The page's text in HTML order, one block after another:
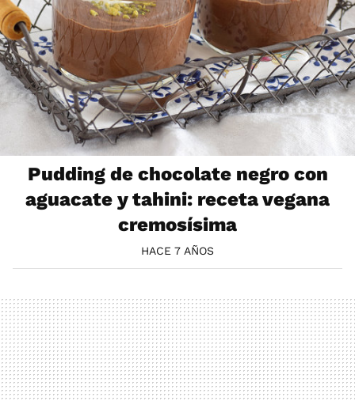
Pudding de chocolate negro con
aguacate y tahini: receta vegana
cremosísima
HACE 7 AÑOS